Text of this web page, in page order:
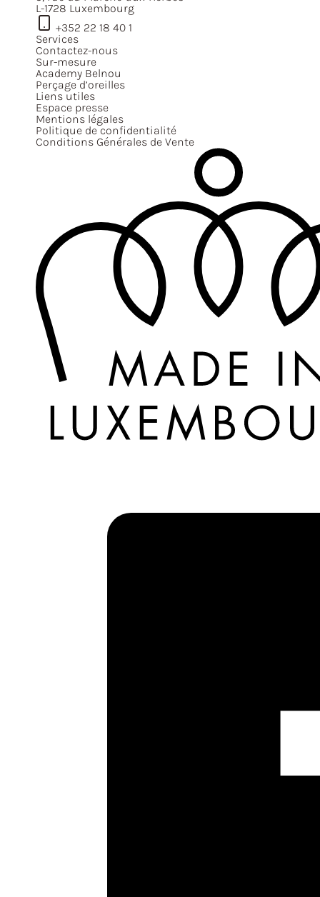
L-1728 Luxembourg
+352 22 18 40 1
Services
Contactez-nous
Sur-mesure
Academy Belnou
Perçage d’oreilles
Liens utiles
Espace presse
Mentions légales
Politique de confidentialité
Conditions Générales de Vente